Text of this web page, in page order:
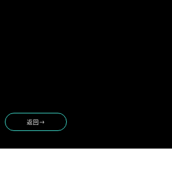
返回→